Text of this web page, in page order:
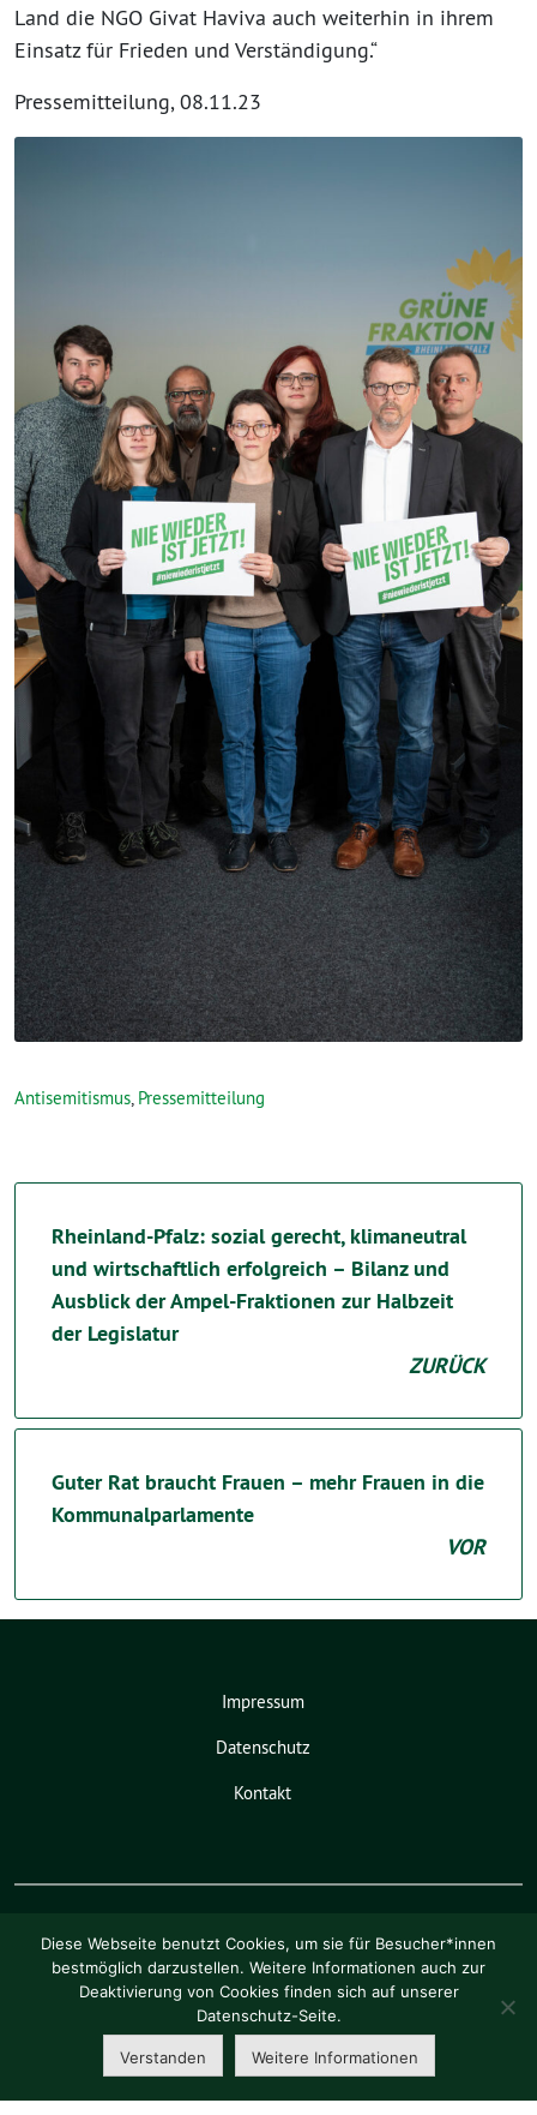
Land die NGO Givat Haviva auch weiterhin in ihrem
Einsatz für Frieden und Verständigung.“
Pressemitteilung, 08.11.23
Antisemitismus Pressemitteilung
Rheinland-Pfalz: sozial gerecht, klimaneutral
und wirtschaftlich erfolgreich – Bilanz und
Ausblick der Ampel-Fraktionen zur Halbzeit
der Legislatur
ZURÜCK
Guter Rat braucht Frauen – mehr Frauen in die
Kommunalparlamente
VOR
Impressum
Datenschutz
Kontakt
Pia Schellhammer benutzt das
freie grüne Themesunflower‐ ein
verdigado eG
Diese Webseite benutzt Cookies, um sie für Besucher*innen
bestmöglich darzustellen. Weitere Informationen auch zur
Deaktivierung von Cookies finden sich auf unserer
Datenschutz-Seite.
Verstanden Weitere Informationen